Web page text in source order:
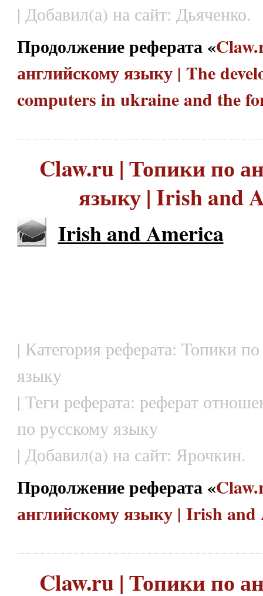
| Добавил(а) на сайт: Дьяченко.
Продолжение реферата «
английскому языку | The
computers in ukraine and the
Claw.ru | Топики по
языку | Irish and
Irish and America
| Категория реферата: Топики
языку
| Теги реферата: реферат
по русскому языку
| Добавил(а) на сайт: Ярочкин.
Продолжение реферата «
английскому языку | Irish
Claw.ru | Топики по